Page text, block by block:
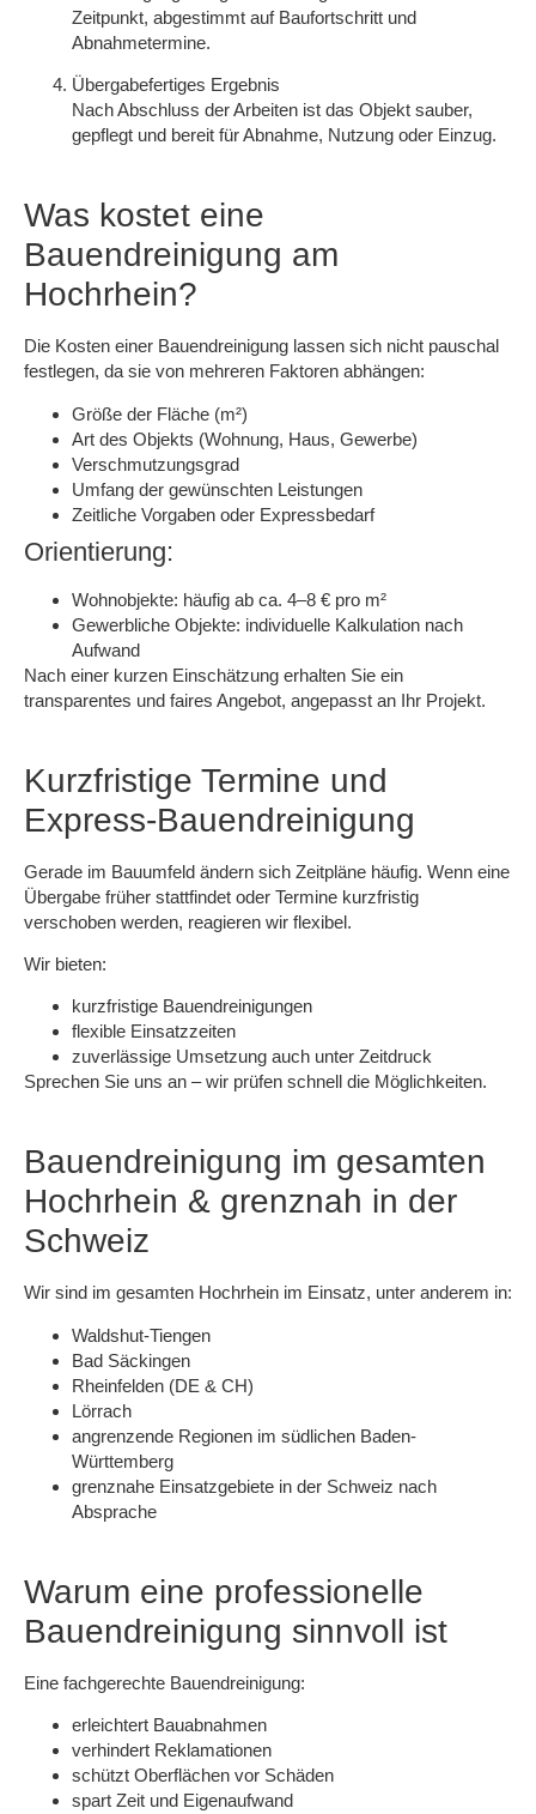
Zeitpunkt, abgestimmt auf Baufortschritt und
Abnahmetermine.
Übergabefertiges Ergebnis
Nach Abschluss der Arbeiten ist das Objekt sauber,
gepflegt und bereit für Abnahme, Nutzung oder Einzug.
Was kostet eine
Bauendreinigung am
Hochrhein?
Die Kosten einer Bauendreinigung lassen sich nicht pauschal
festlegen, da sie von mehreren Faktoren abhängen:
Größe der Fläche (m²)
Art des Objekts (Wohnung, Haus, Gewerbe)
Verschmutzungsgrad
Umfang der gewünschten Leistungen
Zeitliche Vorgaben oder Expressbedarf
Orientierung:
Wohnobjekte: häufig ab ca. 4–8 € pro m²
Gewerbliche Objekte: individuelle Kalkulation nach
Aufwand
Nach einer kurzen Einschätzung erhalten Sie ein
transparentes und faires Angebot, angepasst an Ihr Projekt.
Kurzfristige Termine und
Express-Bauendreinigung
Gerade im Bauumfeld ändern sich Zeitpläne häufig. Wenn eine
Übergabe früher stattfindet oder Termine kurzfristig
verschoben werden, reagieren wir flexibel.
Wir bieten:
kurzfristige Bauendreinigungen
flexible Einsatzzeiten
zuverlässige Umsetzung auch unter Zeitdruck
Sprechen Sie uns an – wir prüfen schnell die Möglichkeiten.
Bauendreinigung im gesamten
Hochrhein & grenznah in der
Schweiz
Wir sind im gesamten Hochrhein im Einsatz, unter anderem in:
Waldshut-Tiengen
Bad Säckingen
Rheinfelden (DE & CH)
Lörrach
angrenzende Regionen im südlichen Baden-
Württemberg
grenznahe Einsatzgebiete in der Schweiz nach
Absprache
Warum eine professionelle
Bauendreinigung sinnvoll ist
Eine fachgerechte Bauendreinigung:
erleichtert Bauabnahmen
verhindert Reklamationen
schützt Oberflächen vor Schäden
spart Zeit und Eigenaufwand